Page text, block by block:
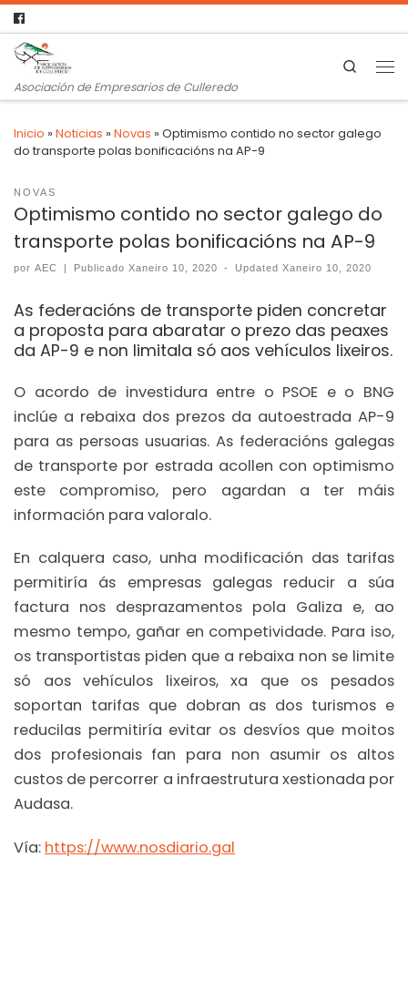
Asociación de Empresarios de Culleredo
Search
Inicio »Noticias »Novas »Optimismo contido no sector galego
do transporte polas bonificacións na AP-9
NOVAS
Optimismo contido no sector galego do
transporte polas bonificacións na AP-9
por AEC | PublicadoXaneiro 10, 2020 - UpdatedXaneiro 10, 2020
As federacións de transporte piden concretar
a proposta para abaratar o prezo das peaxes
da AP-9 e non limitala só aos vehículos lixeiros.
O acordo de investidura entre o PSOE e o BNG
inclúe a rebaixa dos prezos da autoestrada AP-9
para as persoas usuarias. As federacións galegas
de transporte por estrada acollen con optimismo
este compromiso, pero agardan a ter máis
información para valoralo.
En calquera caso, unha modificación das tarifas
permitiría ás empresas galegas reducir a súa
factura nos desprazamentos pola Galiza e, ao
mesmo tempo, gañar en competividade. Para iso,
os transportistas piden que a rebaixa non se limite
só aos vehículos lixeiros, xa que os pesados
soportan tarifas que dobran as dos turismos e
reducilas permitiría evitar os desvíos que moitos
dos profesionais fan para non asumir os altos
custos de percorrer a infraestrutura xestionada por
Audasa.
Vía: https://www.nosdiario.gal